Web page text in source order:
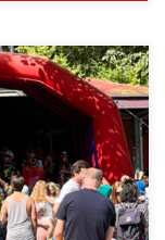
Kompetenzen
sich bundesweit für
ein. Was
Jugendliche